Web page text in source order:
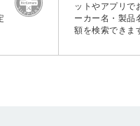
ットやアプリで
ーカー名・製品
額を検索できま